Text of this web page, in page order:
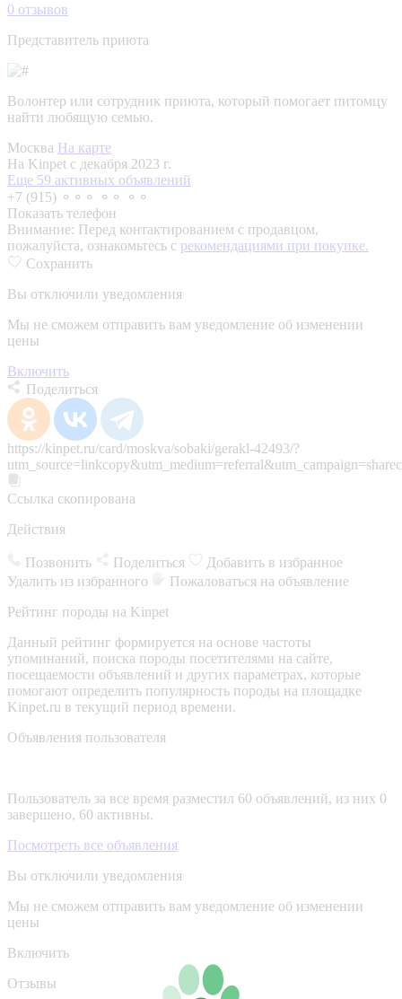
0 отзывов
Представитель приюта
Волонтер или сотрудник приюта, который помогает питомцу
найти любящую семью.
Москва На карте
На Kinpet c декабря 2023 г.
Еще 59 активных объявлений
+7 (915) ⚬⚬⚬ ⚬⚬ ⚬⚬
Показать телефон
Внимание: Перед контактированием с продавцом,
пожалуйста, ознакомьтесь с рекомендациями при покупке.
Сохранить
Вы отключили уведомления
Мы не сможем отправить вам уведомление об изменении
цены
Включить
Поделиться
https://kinpet.ru/card/moskva/sobaki/gerakl-42493/?
Ссылка скопирована
Действия
Позвонить Поделиться
Добавить в избранное
Удалить из избранного
Пожаловаться на объявление
Рейтинг породы на Kinpet
Данный рейтинг формируется на основе частоты
упоминаний, поиска породы посетителями на сайте,
посещаемости объявлений и других параметрах, которые
помогают определить популярность породы на площадке
Kinpet.ru в текущий период времени.
Объявления пользователя
Пользователь за все время разместил 60 объявлений, из них 0
завершено, 60 активны.
Посмотреть все объявления
Вы отключили уведомления
Мы не сможем отправить вам уведомление об изменении
цены
Включить
Отзывы